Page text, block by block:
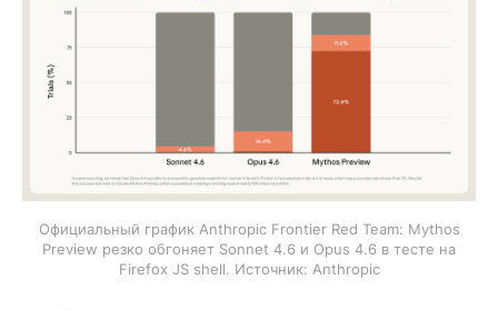
Официальный график Anthropic Frontier Red Team: Mythos
Preview резко обгоняет Sonnet 4.6 и Opus 4.6 в тесте на
Firefox JS shell. Источник: Anthropic